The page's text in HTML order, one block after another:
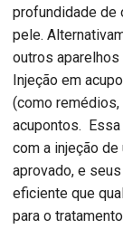
profundidade de
pele.
outros
Injeção em
(como
acupontos. Essa
com a injeção
aprovado, e
eficiente que
para o